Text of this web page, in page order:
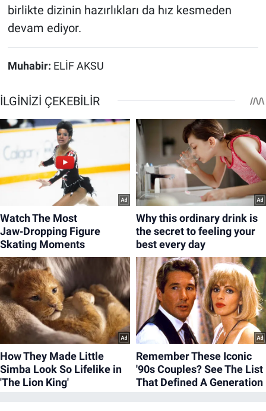
birlikte dizinin hazırlıkları da hız kesmeden
devam ediyor.
Muhabir: ELİF AKSU